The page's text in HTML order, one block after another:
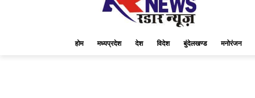
होम मध्यप्रदेश देश विदेश बुंदेलखण्ड मनोरंजन